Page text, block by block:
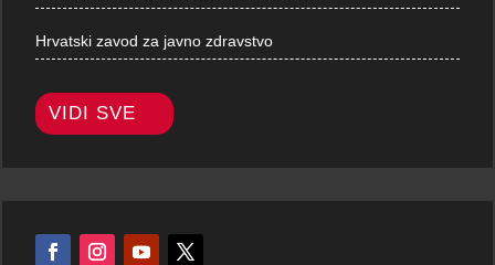
Hrvatski zavod za javno zdravstvo
VIDI SVE